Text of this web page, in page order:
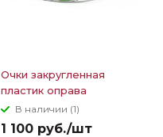
Очки закругленная
пластик оправа
обтекаемые дужки с
круглой вставкой
В наличии (1)
1 100 руб./шт